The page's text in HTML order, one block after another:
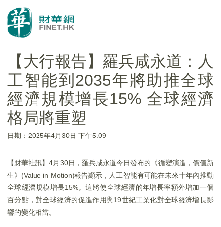
【大行報告】羅兵咸永道：人
工智能到2035年將助推全球
經濟規模增長15% 全球經濟
格局將重塑
日期：2025年4月30日 下午5:09
【財華社訊】4月30日，羅兵咸永道今日發布的《循變演進，價值新
生》(Value in Motion)報告顯示，人工智能有可能在未來十年內推動
全球經濟規模增長15%。這將使全球經濟的年增長率額外增加一個
百分點，對全球經濟的促進作用與19世紀工業化對全球經濟增長影
響的變化相當。